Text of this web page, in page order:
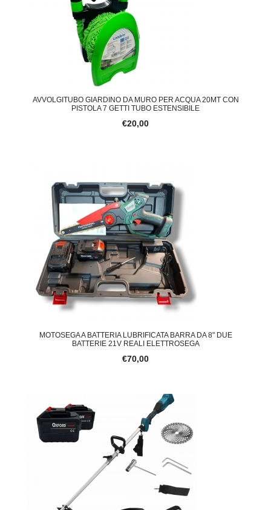
AVVOLGITUBO GIARDINO DA MURO PER ACQUA 20MT CON
PISTOLA 7 GETTI TUBO ESTENSIBILE
€20,00
MOTOSEGA A BATTERIA LUBRIFICATA BARRA DA 8" DUE
BATTERIE 21V REALI ELETTROSEGA
€70,00